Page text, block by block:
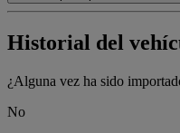
Historial del
¿Alguna vez ha sido
No